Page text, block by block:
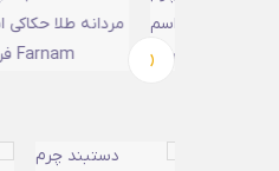
‹